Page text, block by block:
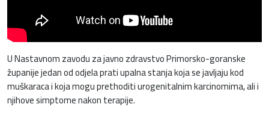
U Nastavnom zavodu za javno zdravstvo Primorsko-goranske
županije jedan od odjela prati upalna stanja koja se javljaju kod
muškaraca i koja mogu prethoditi urogenitalnim karcinomima, ali i
njihove simptome nakon terapije.